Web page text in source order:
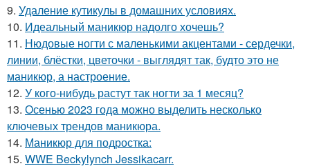
9. Удаление кутикулы в домашних условиях.
10. Идеальный маникюр надолго хочешь?
11. Нюдовые ногти с маленькими акцентами - сердечки,
линии, блёстки, цветочки - выглядят так, будто это не
маникюр, а настроение.
12. У кого-нибудь растут так ногти за 1 месяц?
13. Осенью 2023 года можно выделить несколько
ключевых трендов маникюра.
14. Маникюр для подростка:
15. WWE Beckylynch Jessikacarr.